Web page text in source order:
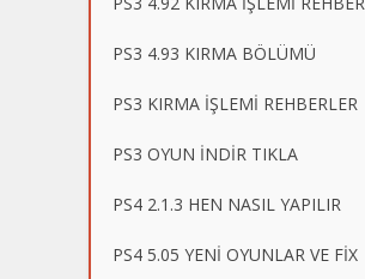
PS3 4.93 KIRMA BÖLÜMÜ
PS3 KIRMA İŞLEMİ REHBERLER
PS3 OYUN İNDİR TIKLA
PS4 2.1.3 HEN NASIL YAPILIR
PS4 5.05 YENİ OYUNLAR VE FİX